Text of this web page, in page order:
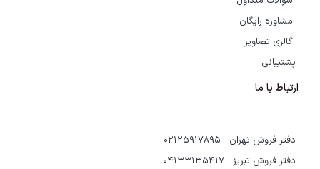
مشاوره رایگان
گالری تصاویر
پشتیبانی
ارتباط با ما
دفتر فروش تهران 02125917895
دفتر فروش تبریز 04133135417